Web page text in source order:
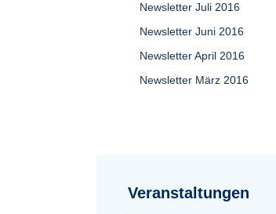
Newsletter Juli 2016
Newsletter Juni 2016
Newsletter April 2016
Newsletter März 2016
Veranstaltungen